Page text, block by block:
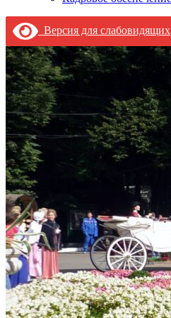
Версия для слабовидящих